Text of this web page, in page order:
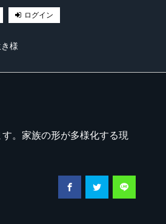
ログイン
様
。家族の形が多様化する現